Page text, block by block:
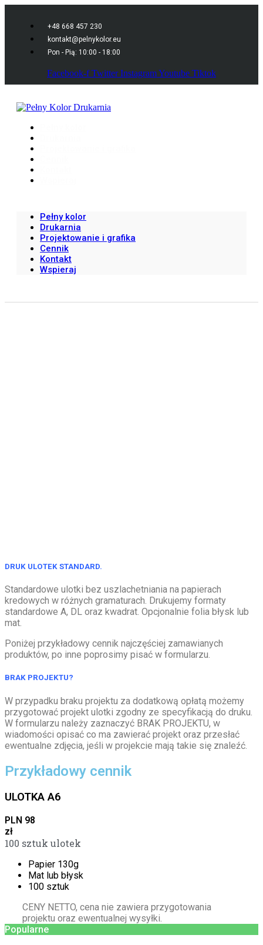
+48 668 457 230
kontakt@pelnykolor.eu
Pon - Pią: 10:00 - 18:00
Facebook-f Twitter InstagramYoutube Tiktok
Pełny kolor
Drukarnia
Projektowanie i grafika
Cennik
Kontakt
Wspieraj
DRUK ULOTEK STANDARD.
Standardowe ulotki bez uszlachetniania na papierach
kredowych w różnych gramaturach. Drukujemy formaty
standardowe A, DL oraz kwadrat. Opcjonalnie folia błysk lub
mat.
Poniżej przykładowy cennik najczęściej zamawianych
produktów, po inne poprosimy pisać w formularzu.
BRAK PROJEKTU?
W przypadku braku projektu za dodatkową opłatą możemy
przygotować projekt ulotki zgodny ze specyfikacją do druku.
W formularzu należy zaznaczyć BRAK PROJEKTU, w
wiadomości opisać co ma zawierać projekt oraz przesłać
ewentualne zdjęcia, jeśli w projekcie mają takie się znaleźć.
Przykładowy cennik
ULOTKA A6
PLN 98
zł
100 sztuk ulotek
Papier 130g
Mat lub błysk
100 sztuk
CENY NETTO, cena nie zawiera przygotowania
projektu oraz ewentualnej wysyłki.
Popularne